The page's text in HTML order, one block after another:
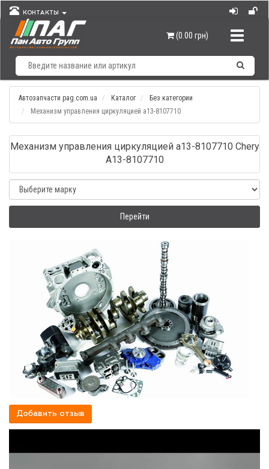
КОНТАКТЫ
(0.00 грн)
Автозапчасти pag.com.ua Каталог
Без категории
Механизм управления циркуляцией а13-8107710
Механизм управления циркуляцией а13-8107710 Chery
A13-8107710
Перейти
Добавить отзыв